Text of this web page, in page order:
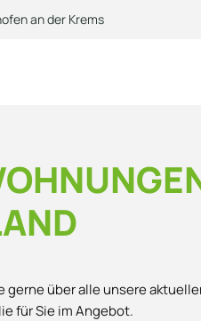
an der Krems
gerne über alle unsere
für Sie im Angebot.